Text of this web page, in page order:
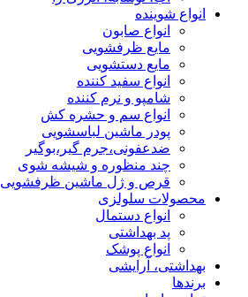
انواع شوینده
انواع صابون
مایع ظرفشویی
مایع دستشویی
انواع سفید کننده
شامپو و نرم کننده
انواع سم و حشره کش
پودر ماشین لباسشویی
ضدعفونی،جرم گیر،بوگیر
چند منظوره و شیشه شوی
قرص و ژل ماشین ظرفشویی
محصولات سلولزی
انواع دستمال
پد بهداشتی
انواع پوشک
بهداشتی، آرایشی
برندها